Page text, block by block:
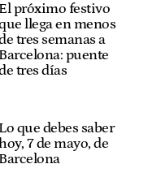
El próximo festivo
llega en menos
tres semanas a
Barcelona: puente
tres días
Lo que debes saber
7 de mayo, de
Barcelona